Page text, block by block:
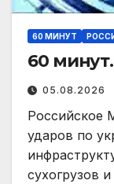
60 МИНУТ
60
05.08.2026
Российское
ударов по
сухогрузов